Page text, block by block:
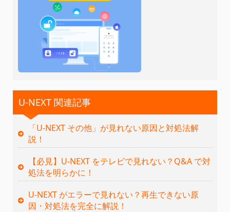
U-NEXT 関連記事
「U-NEXT その他」が見れない原因と対処法解
説！
【必見】U-NEXT をテレビで見れない？Q&A で対
処法を明らかに！
U-NEXT がエラーで見れない？再生できない原
因・対処法を完全に解説！